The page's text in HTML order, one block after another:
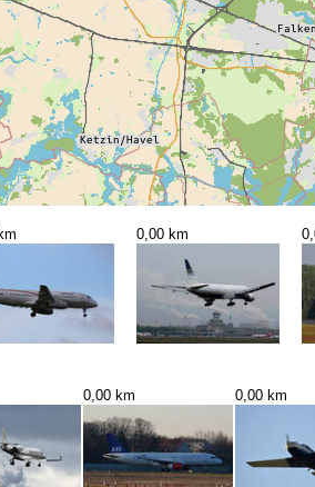
0,00 km
0,00 km 0,00 km